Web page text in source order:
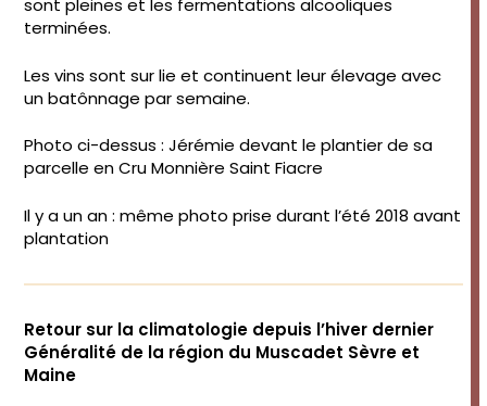
sont pleines et les fermentations alcooliques
terminées.
Les vins sont sur lie et continuent leur élevage avec
un batônnage par semaine.
Photo ci-dessus : Jérémie devant le plantier de sa
parcelle en Cru Monnière Saint Fiacre
Il y a un an : même photo prise durant l’été 2018 avant
plantation
Retour sur la climatologie depuis l’hiver dernier
Généralité de la région du Muscadet Sèvre et
Maine